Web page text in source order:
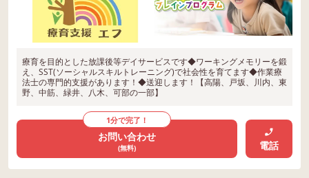
療育を目的とした放課後等デイサービスです◆ワーキングメモリーを鍛
え、SST(ソーシャルスキルトレーニング)で社会性を育てます◆作業療
法士の専門的支援があります！◆送迎します！【高陽、戸坂、川内、東
野、中筋、緑井、八木、可部の一部】
1分で完了！
お問い合わせ
(無料) 電話